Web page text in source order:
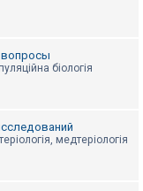
вопросы
біологія
медтеріологія